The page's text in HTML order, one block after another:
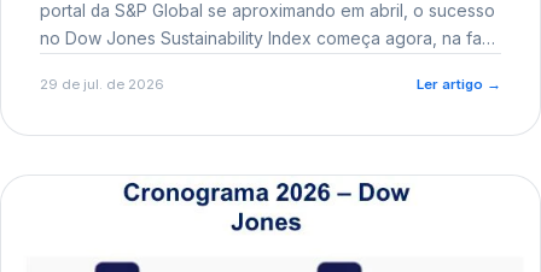
portal da S&P Global se aproximando em abril, o sucesso
no Dow Jones Sustainability Index começa agora, na fase
29 de jul. de 2026 Ler artigo →